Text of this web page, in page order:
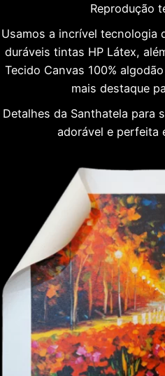
Reprodução
Usamos a incrível tecnologia
duráveis tintas HP Látex,
Tecido Canvas 100%
mais destaque
Detalhes da Santhatela para
adorável e perfeita